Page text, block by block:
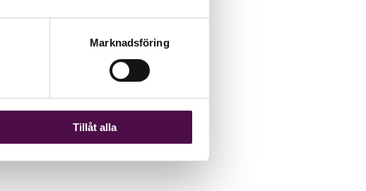
Marknadsföring
Tillåt alla